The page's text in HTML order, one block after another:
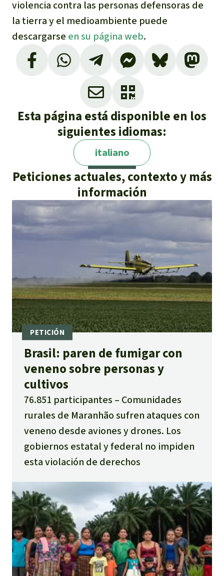
violencia contra las personas defensoras de
la tierra y el medioambiente puede
descargarse en su página web.
Esta página está disponible en los
siguientes idiomas:
italiano
Peticiones actuales, contexto y más
información
Brasil: paren de fumigar con
veneno sobre personas y
cultivos
76.851 participantes
Comunidades
rurales de Maranhão sufren ataques con
veneno desde aviones y drones. Los
gobiernos estatal y federal no impiden
esta violación de derechos